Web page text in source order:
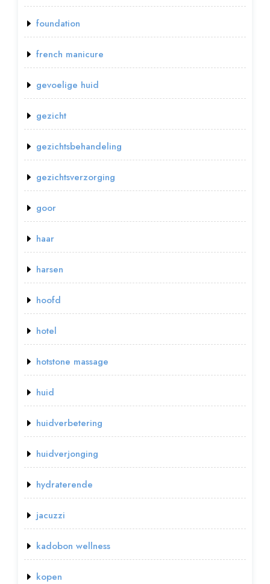
foundation
french manicure
gevoelige huid
gezicht
gezichtsbehandeling
gezichtsverzorging
goor
haar
harsen
hoofd
hotel
hotstone massage
huid
huidverbetering
huidverjonging
hydraterende
jacuzzi
kadobon wellness
kopen